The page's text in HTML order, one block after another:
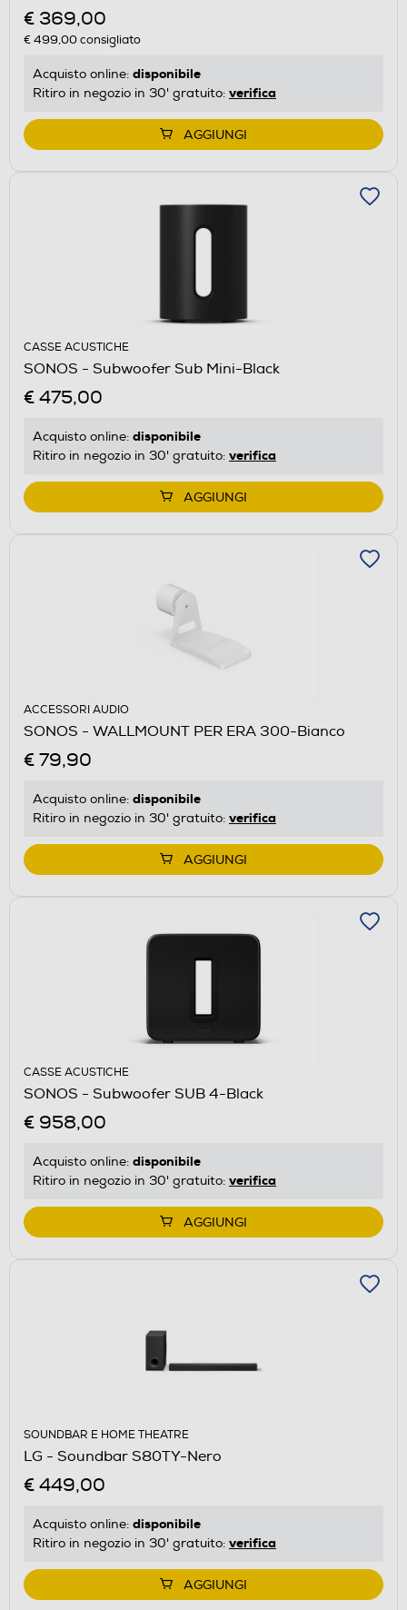
€ 369,00
€ 499,00consigliato
Acquisto online: disponibile
Ritiro in negozio in 30' gratuito: verifica
AGGIUNGI
CASSE ACUSTICHE
SONOS - Subwoofer Sub Mini-Black
€ 475,00
Acquisto online: disponibile
Ritiro in negozio in 30' gratuito: verifica
AGGIUNGI
ACCESSORI AUDIO
SONOS - WALLMOUNT PER ERA 300-Bianco
€ 79,90
Acquisto online: disponibile
Ritiro in negozio in 30' gratuito: verifica
AGGIUNGI
CASSE ACUSTICHE
SONOS - Subwoofer SUB 4-Black
€ 958,00
Acquisto online: disponibile
Ritiro in negozio in 30' gratuito: verifica
AGGIUNGI
SOUNDBAR E HOME THEATRE
LG - Soundbar S80TY-Nero
€ 449,00
Acquisto online: disponibile
Ritiro in negozio in 30' gratuito: verifica
AGGIUNGI